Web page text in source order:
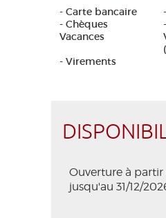
- Carte bancaire
- Chèques
Vacances
- Virements
Ouverture à partir
jusqu'au 31/12/